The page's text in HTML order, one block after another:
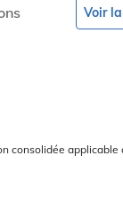
Voir
consolidée en
consolidée applicable